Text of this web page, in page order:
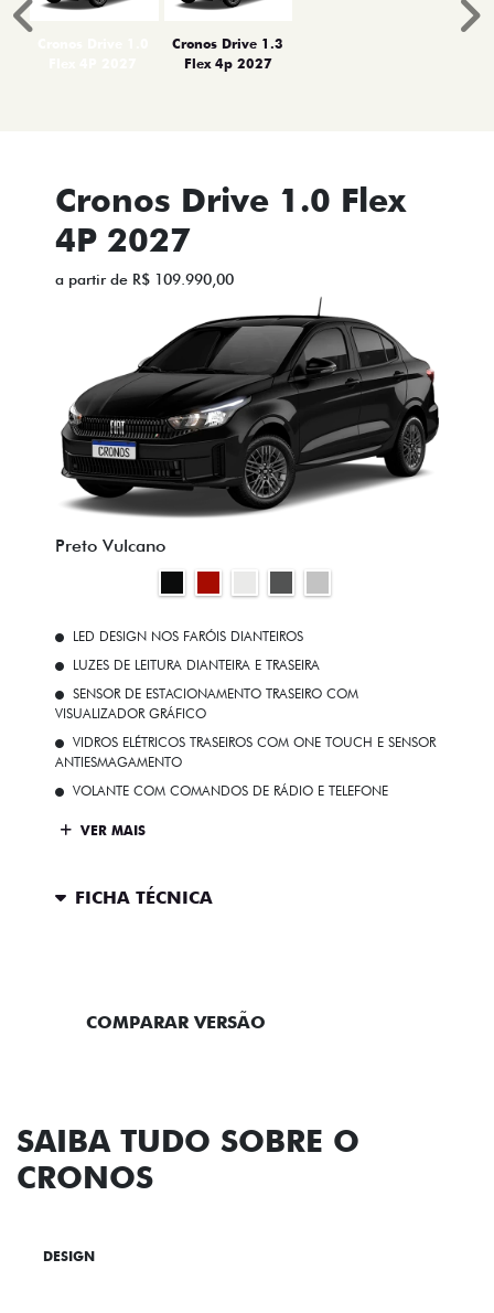
Cronos Drive 1.3
Flex 4p 2027
Anterior
Cronos Drive 1.0 Flex
4P 2027
a partir de R$ 109.990,00
Preto Vulcano
LED DESIGN NOS FARÓIS DIANTEIROS
LUZES DE LEITURA DIANTEIRA E TRASEIRA
SENSOR DE ESTACIONAMENTO TRASEIRO COM
VISUALIZADOR GRÁFICO
VIDROS ELÉTRICOS TRASEIROS COM ONE TOUCH E SENSOR
ANTIESMAGAMENTO
VOLANTE COM COMANDOS DE RÁDIO E TELEFONE
VER MAIS
FICHA TÉCNICA
COMPARAR VERSÃO
SAIBA TUDO SOBRE O
CRONOS
DESIGN